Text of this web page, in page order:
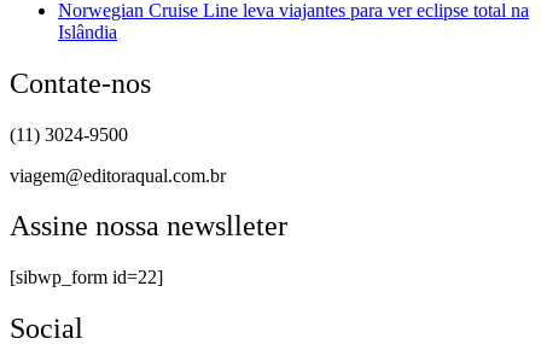
Norwegian Cruise Line leva viajantes para ver eclipse total na
Islândia
Contate-nos
(11) 3024-9500
viagem@editoraqual.com.br
Assine nossa newslleter
[sibwp_form id=22]
Social